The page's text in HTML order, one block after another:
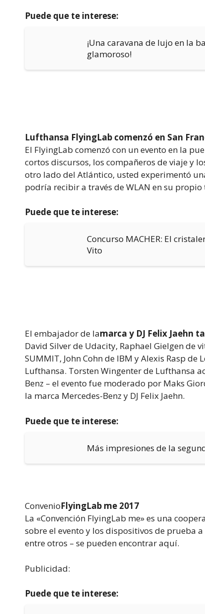
Puede que te interese:
¡Una caravana de lujo en la
glamoroso!
Lufthansa FlyingLab comenzó en San
El FlyingLab comenzó con un evento en la
cortos discursos, los compañeros de viaje y
otro lado del Atlántico, usted experimentó
podría recibir a través de WLAN en su
Puede que te interese:
Concurso MACHER: El
Vito
El embajador de lamarca y DJ Felix Jaehn
David Silver de Udacity, Raphael Gielgen de
SUMMIT, John Cohn de IBM y Alexis Rasp
Lufthansa. Torsten Wingenter de Lufthansa
Benz – el evento fue moderado por Maks
la marca Mercedes-Benz y DJ Felix Jaehn.
Puede que te interese:
Más impresiones de la
ConvenioFlyingLab me 2017
La «Convención FlyingLab me» es una
sobre el evento y los dispositivos de prueba
entre otros – se pueden encontrar aquí.
Publicidad:
Puede que te interese: